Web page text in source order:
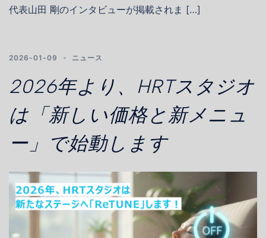
代表山田 剛のインタビューが掲載されま […]
2026-01-09 ニュース
2026年より、HRTスタジオ
は「新しい価格と新メニュ
ー」で始動します